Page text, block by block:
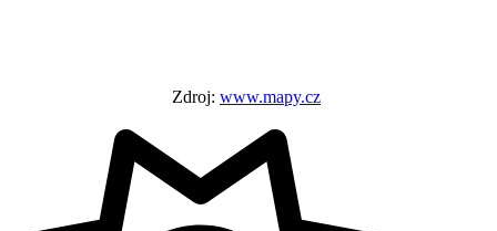
Zdroj: www.mapy.cz